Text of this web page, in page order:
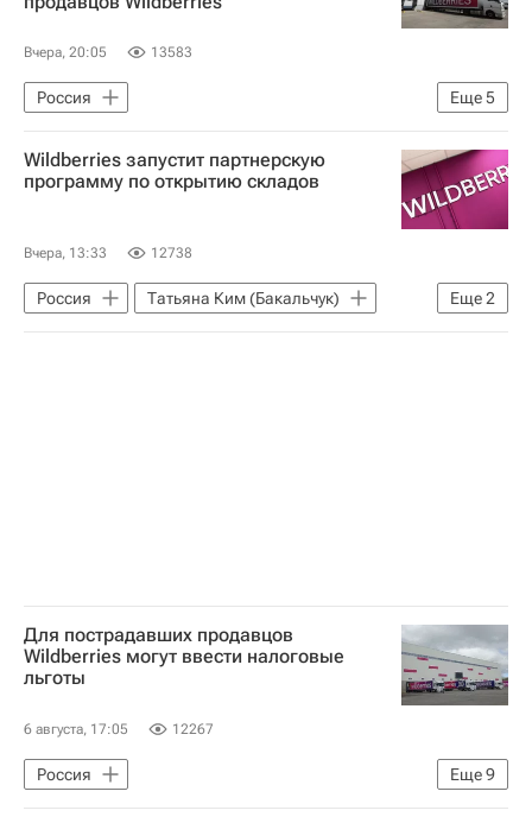
Вчера, 20:05 13583
Еще5
Россия
Министерство промышленности и торговли РФ (Минпромторг России)
Вайлдберриз (Wildberries)
Вооруженные силы Украины
Экономика
Wildberries запустит партнерскую
программу по открытию складов
Вчера, 13:33 12738
Еще2
Россия
Татьяна Ким (Бакальчук)
Вайлдберриз (Wildberries)
Экономика
Для пострадавших продавцов
Wildberries могут ввести налоговые
льготы
6 августа, 17:05 12267
Еще9
Россия
Московская область (Подмосковье)